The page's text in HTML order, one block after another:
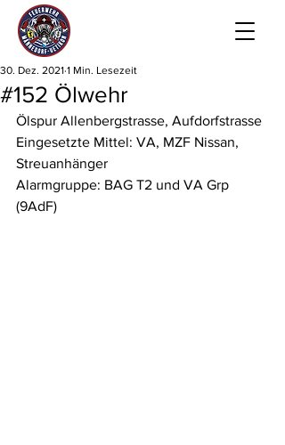
#152 Ölwehr
30. Dez. 2021 1 Min. Lesezeit
Ölspur Allenbergstrasse, Aufdorfstrasse
Eingesetzte Mittel: VA, MZF Nissan,
Streuanhänger
Alarmgruppe: BAG T2 und VA Grp
(9AdF)